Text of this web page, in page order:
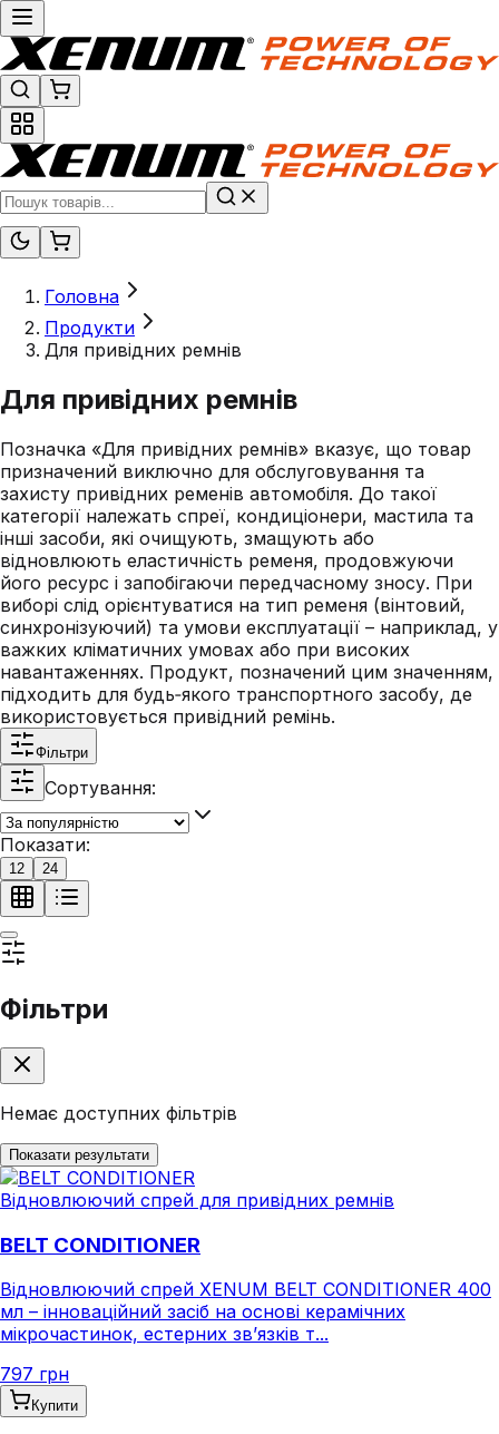
Головна
Продукти
Для привідних ремнів
Для привідних ремнів
Позначка «Для привідних ремнів» вказує, що товар
призначений виключно для обслуговування та
захисту привідних ременів автомобіля. До такої
категорії належать спреї, кондиціонери, мастила та
інші засоби, які очищують, змащують або
відновлюють еластичність ременя, продовжуючи
його ресурс і запобігаючи передчасному зносу. При
виборі слід орієнтуватися на тип ременя (вінтовий,
синхронізуючий) та умови експлуатації – наприклад, у
важких кліматичних умовах або при високих
навантаженнях. Продукт, позначений цим значенням,
підходить для будь‑якого транспортного засобу, де
використовується привідний ремінь.
Фільтри
Сортування:
Показати:
12 24
Фільтри
Немає доступних фільтрів
Показати результати
Відновлюючий спрей для привідних ремнів
BELT CONDITIONER
Відновлюючий спрей XENUM BELT CONDITIONER 400
мл – інноваційний засіб на основі керамічних
мікрочастинок, естерних зв’язків т...
797 грн
Купити